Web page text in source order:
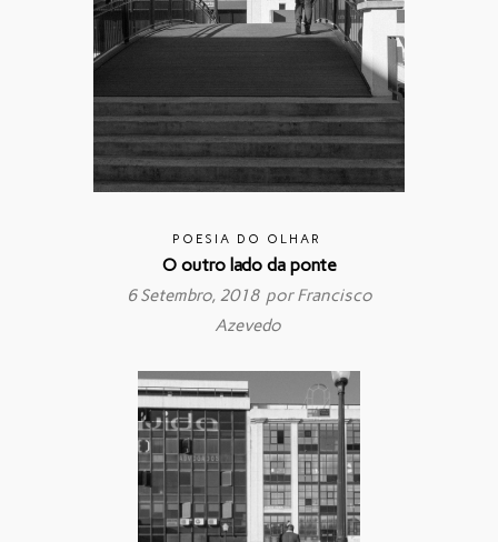
POESIA DO OLHAR
O outro lado da ponte
6 Setembro, 2018 porFrancisco
Azevedo